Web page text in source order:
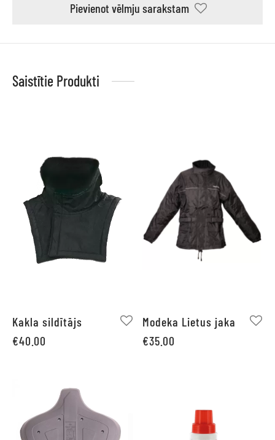
Pievienot vēlmju sarakstam
Saistītie Produkti
Kakla sildītājs
€40.00
Modeka Lietus jaka
€35.00